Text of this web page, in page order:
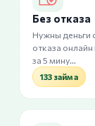
Без отказа
Нужны деньги
отказа
за 5 мину…
133 займа